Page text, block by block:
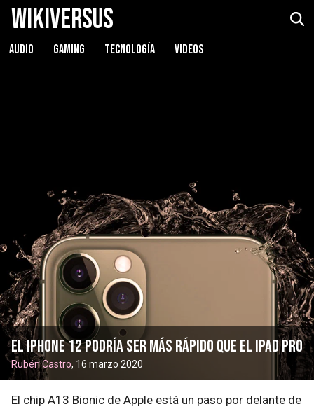
WikiVersus
AUDIO GAMING TECNOLOGÍA VIDEOS
El iPhone 12 podría ser más rápido que el iPad Pro
Rubén Castro, 16 marzo 2020
El chip A13 Bionic de Apple está un paso por delante de